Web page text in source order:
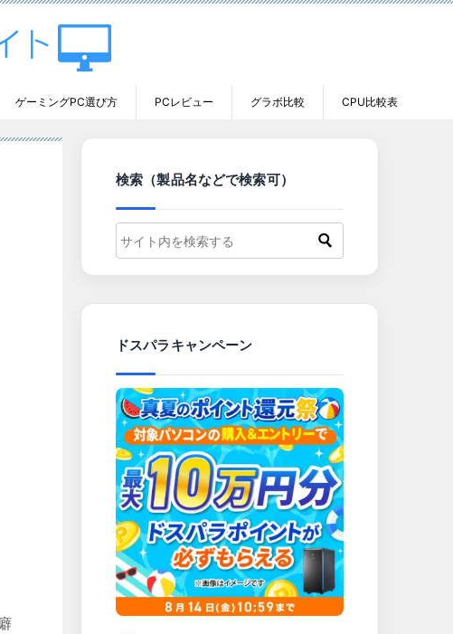
ゲーミングPC選び方 PCレビュー グラボ比較 CPU比較表
検索（製品名などで検索可）
ドスパラキャンペーン